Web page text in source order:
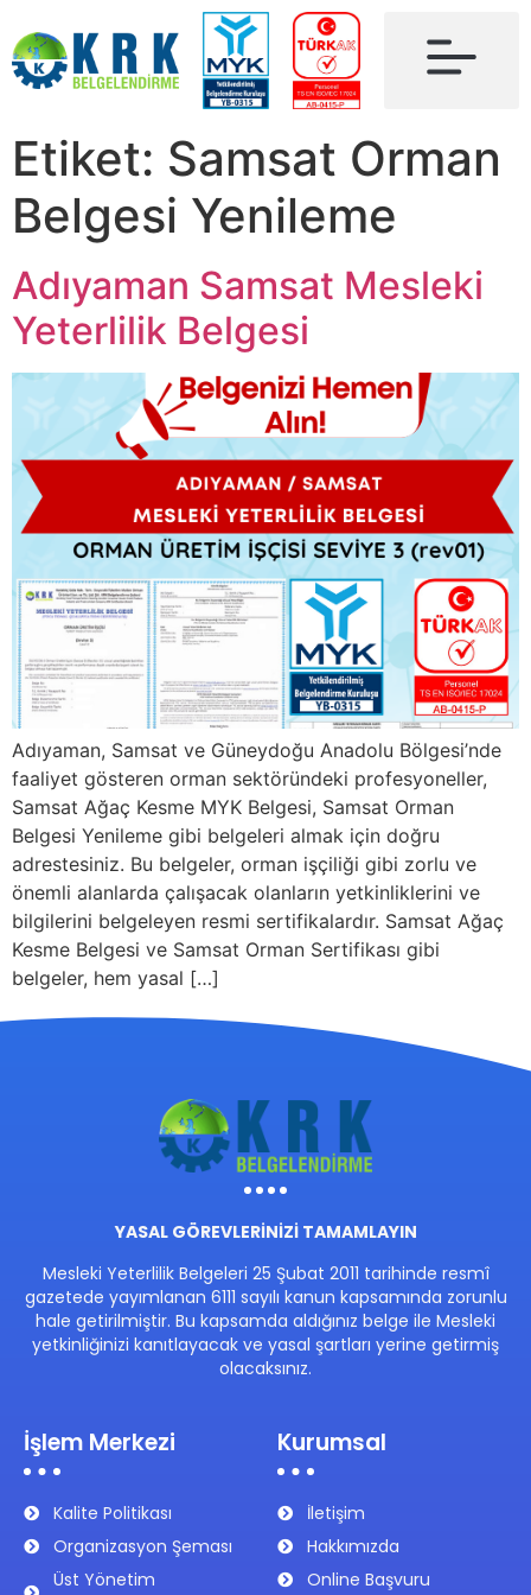
Etiket: Samsat Orman
Belgesi Yenileme
Adıyaman Samsat Mesleki
Yeterlilik Belgesi
Adıyaman, Samsat ve Güneydoğu Anadolu Bölgesi’nde
faaliyet gösteren orman sektöründeki profesyoneller,
Samsat Ağaç Kesme MYK Belgesi, Samsat Orman
Belgesi Yenileme gibi belgeleri almak için doğru
adrestesiniz. Bu belgeler, orman işçiliği gibi zorlu ve
önemli alanlarda çalışacak olanların yetkinliklerini ve
bilgilerini belgeleyen resmi sertifikalardır. Samsat Ağaç
Kesme Belgesi ve Samsat Orman Sertifikası gibi
belgeler, hem yasal […]
YASAL GÖREVLERİNİZİ TAMAMLAYIN
Mesleki Yeterlilik Belgeleri 25 Şubat 2011 tarihinde resmî
gazetede yayımlanan 6111 sayılı kanun kapsamında zorunlu
hale getirilmiştir. Bu kapsamda aldığınız belge ile Mesleki
yetkinliğinizi kanıtlayacak ve yasal şartları yerine getirmiş
olacaksınız.
İşlem Merkezi
Kalite Politikası
Organizasyon Şeması
Üst Yönetim
Kurumsal
İletişim
Hakkımızda
Online Başvuru